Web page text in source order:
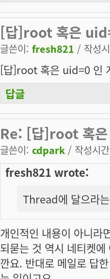
[답]root 혹은
글쓴이: fresh821 / 작성
[답]root 혹은 uid=0 인
답글
Re: [답]root 혹은
글쓴이: cdpark / 작성시
fresh821 wrote:
Thread에 달으라
개인적인 내용이 아니라
되묻는 것 역시 네티켓
깐요. 반대로 메일로 답